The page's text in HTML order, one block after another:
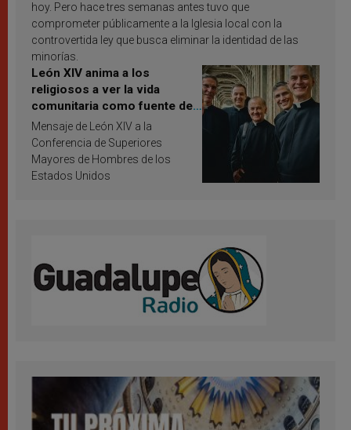
hoy. Pero hace tres semanas antes tuvo que
comprometer públicamente a la Iglesia local con la
controvertida ley que busca eliminar la identidad de las
minorías.
León XIV anima a los
religiosos a ver la vida
comunitaria como fuente de
inspiración y santificación
Mensaje de León XIV a la
Conferencia de Superiores
Mayores de Hombres de los
Estados Unidos